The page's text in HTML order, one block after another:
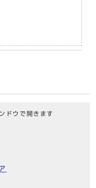
ドウで開きます